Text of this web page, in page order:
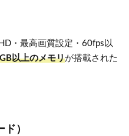
・最高画質設定・60fps以
以上のメモリが搭載された
）